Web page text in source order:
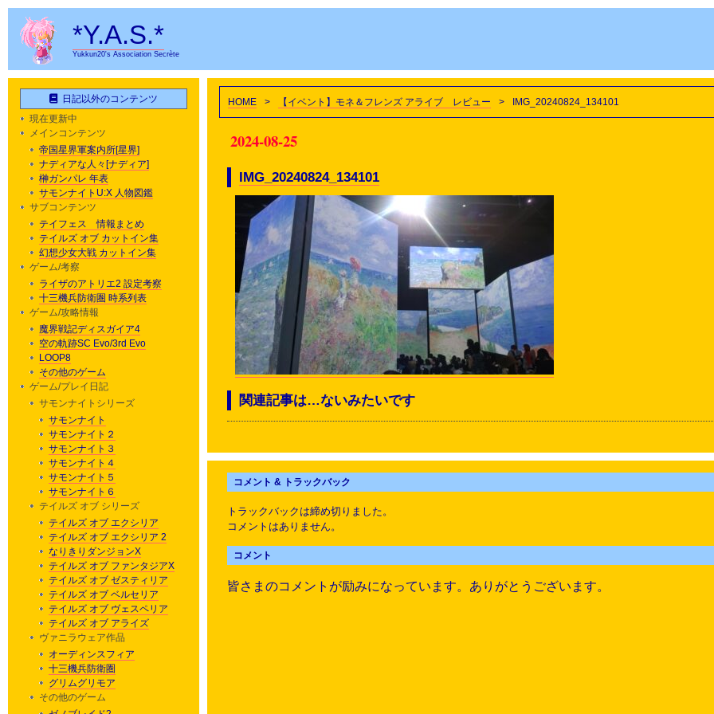
*Y.A.S.*
Yukkun20's Association Secrète
HOME > 【イベント】モネ＆フレンズ アライブ レビュー > IMG_20240824_134101
2024-08-25
IMG_20240824_134101
関連記事は…ないみたいです
コメント & トラックバック
トラックバックは締め切りました。
コメントはありません。
コメント
皆さまのコメントが励みになっています。ありがとうございます。
日記以外のコンテンツ
現在更新中
メインコンテンツ
帝国星界軍案内所[星界]
ナディアな人々[ナディア]
榊ガンパレ 年表
サモンナイトU:X 人物図鑑
サブコンテンツ
テイフェス 情報まとめ
テイルズ オブ カットイン集
幻想少女大戦 カットイン集
ゲーム/考察
ライザのアトリエ2 設定考察
十三機兵防衛圏 時系列表
ゲーム/攻略情報
魔界戦記ディスガイア4
空の軌跡SC Evo/3rd Evo
LOOP8
その他のゲーム
ゲーム/プレイ日記
サモンナイトシリーズ
サモンナイト
サモンナイト２
サモンナイト３
サモンナイト４
サモンナイト５
サモンナイト６
テイルズ オブ シリーズ
テイルズ オブ エクシリア
テイルズ オブ エクシリア 2
なりきりダンジョンX
テイルズ オブ ファンタジアX
テイルズ オブ ゼスティリア
テイルズ オブ ベルセリア
テイルズ オブ ヴェスペリア
テイルズ オブ アライズ
ヴァニラウェア作品
オーディンスフィア
十三機兵防衛圏
グリムグリモア
その他のゲーム